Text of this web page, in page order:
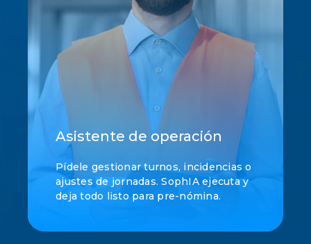
Asistente de operación
Pídele gestionar turnos, incidencias o
ajustes de jornadas. SophIA ejecuta y
deja todo listo para pre-nómina.